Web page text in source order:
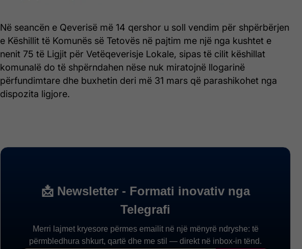
Në seancën e Qeverisë më 14 qershor u soll vendim për shpërbërjen
e Këshillit të Komunës së Tetovës në pajtim me një nga kushtet e
nenit 75 të Ligjit për Vetëqeverisje Lokale, sipas të cilit këshillat
komunalë do të shpërndahen nëse nuk miratojnë llogarinë
përfundimtare dhe buxhetin deri më 31 mars që parashikohet nga
dispozita ligjore.